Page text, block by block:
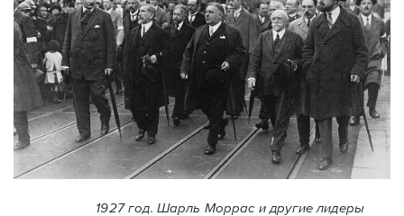
1927 год. Шарль Моррас и другие лидеры